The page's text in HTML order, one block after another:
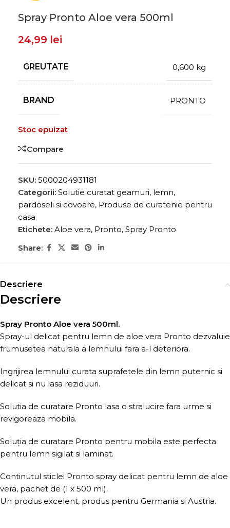
Spray Pronto Aloe vera 500ml
24,99 lei
GREUTATE 0,600 kg
BRAND PRONTO
Stoc epuizat
Compare
SKU: 5000204931181
Categorii: Solutie curatat geamuri, lemn,
pardoseli si covoare, Produse de curatenie pentru
casa
Etichete: Aloe vera, Pronto, Spray Pronto
Share:
Descriere
Descriere
Spray Pronto Aloe vera 500ml.
Spray-ul delicat pentru lemn de aloe vera Pronto dezvaluie
frumusetea naturala a lemnului fara a-l deteriora.
Ingrijirea lemnului curata suprafetele din lemn puternic si
delicat si nu lasa reziduuri.
Solutia de curatare Pronto lasa o stralucire fara urme si
revigoreaza mobila.
Soluția de curatare Pronto pentru mobila este perfecta
pentru lemn sigilat si laminat.
Continutul sticlei Pronto spray delicat pentru lemn de aloe
vera, pachet de (1 x 500 ml).
Un produs excelent, produs pentru Germania si Austria.